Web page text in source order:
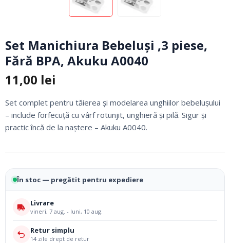
Set Manichiura Bebeluși ,3 piese,
Fără BPA, Akuku A0040
11,00 lei
Set complet pentru tăierea și modelarea unghiilor bebelușului
– include forfecuță cu vârf rotunjit, unghieră și pilă. Sigur și
practic încă de la naștere – Akuku A0040.
În stoc — pregătit pentru expediere
Livrare
vineri, 7 aug. - luni, 10 aug.
Retur simplu
14 zile drept de retur